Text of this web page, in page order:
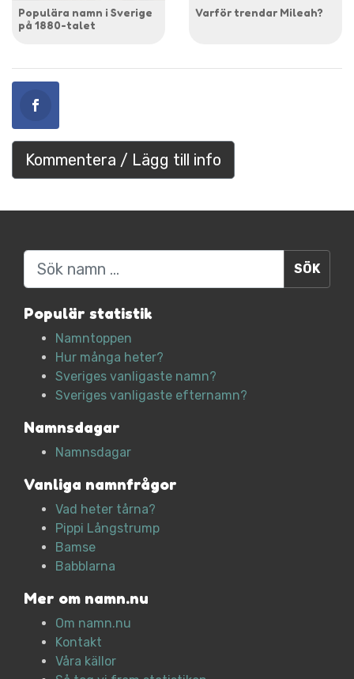
Populära namn i Sverige
på 1880-talet
Varför trendar Mileah?
Kommentera / Lägg till info
Sök
Populär statistik
Namntoppen
Hur många heter?
Sveriges vanligaste namn?
Sveriges vanligaste efternamn?
Namnsdagar
Namnsdagar
Vanliga namnfrågor
Vad heter tårna?
Pippi Långstrump
Bamse
Babblarna
Mer om namn.nu
Om namn.nu
Kontakt
Våra källor